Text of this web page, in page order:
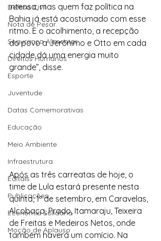
Defesa Civil
Nota de Pesar
Segurança Alimentar
Direitos Humanos
Esporte
Juventude
Datas Comemorativas
Educação
Meio Ambiente
Infraestrutura
Editais
Publicações
Economia Solidária
Moção de Aplauso
intensa, mas quem faz política na
Bahia já está acostumado com esse
ritmo. E o acolhimento, a recepção
do povo a Jerônimo e Otto em cada
cidade dá uma energia muito
grande”, disse.
Após as três carreatas de hoje, o
time de Lula estará presente nesta
quinta, 1º de setembro, em Caravelas,
Alcobaça, Prado, Itamaraju, Teixeira
de Freitas e Medeiros Netos, onde
também haverá um comício. Na